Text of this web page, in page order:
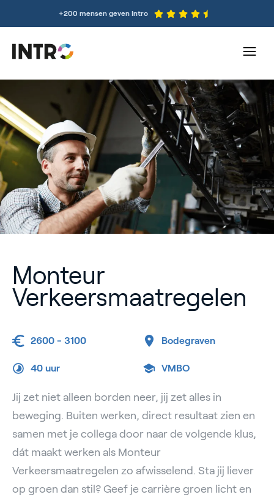
+200 mensen geven Intro
Monteur
Verkeersmaatregelen
2600 - 3100 Bodegraven
40 uur VMBO
Jij zet niet alleen borden neer, jij zet alles in
beweging. Buiten werken, direct resultaat zien en
samen met je collega door naar de volgende klus,
dát maakt werken als Monteur
Verkeersmaatregelen zo afwisselend. Sta jij liever
op groen dan stil? Geef je carrière groen licht en